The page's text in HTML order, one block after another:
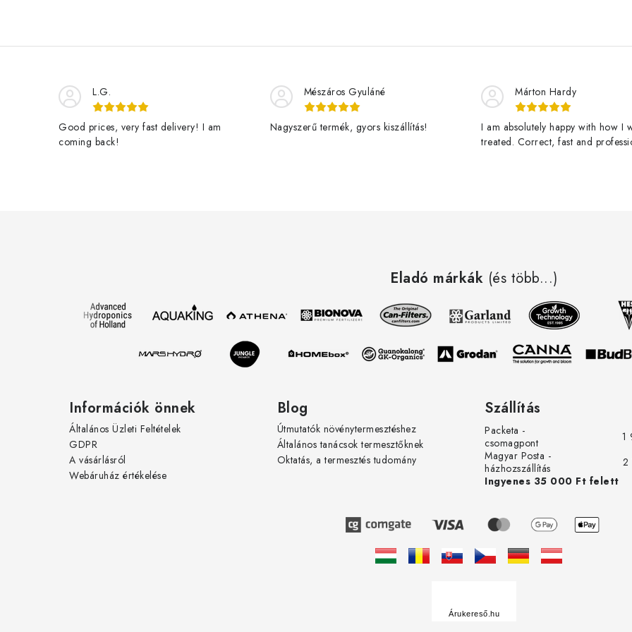
L.G.
Good prices, very fast delivery! I am
coming back!
Mészáros Gyuláné
Nagyszerű termék, gyors kiszállítás!
Márton Hardy
I am absolutely happy with how I
treated. Correct, fast and
nak. Üdv. rgy elégedett vásárlótól
erőteljesen növekvő zöldségektől!
Eladó márkák (és több...)
Információk önnek
Általános Üzleti Feltételek
GDPR
A vásárlásról
Webáruház értékelése
Blog
Útmutatók növénytermesztéshez
Általános tanácsok termesztőknek
Oktatás, a termesztés tudomány
Szállítás
Packeta -
csomagpont
1
Magyar Posta -
házhozszállítás
2
Ingyenes 35 000 Ft felett
Árukereső.hu